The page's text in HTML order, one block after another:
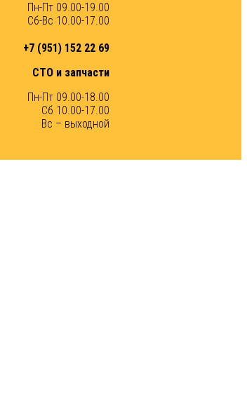
Пн-Пт 09.00-19.00
Сб-Вс 10.00-17.00
+7 (951) 152 22 69
СТО и запчасти
Пн-Пт 09.00-18.00
Сб 10.00-17.00
Вс – выходной